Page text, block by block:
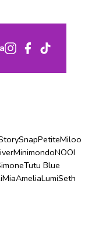
SnapPetiteMiloo
MinimondoNOOI
Tutu Blue
MiaAmeliaLumiSeth